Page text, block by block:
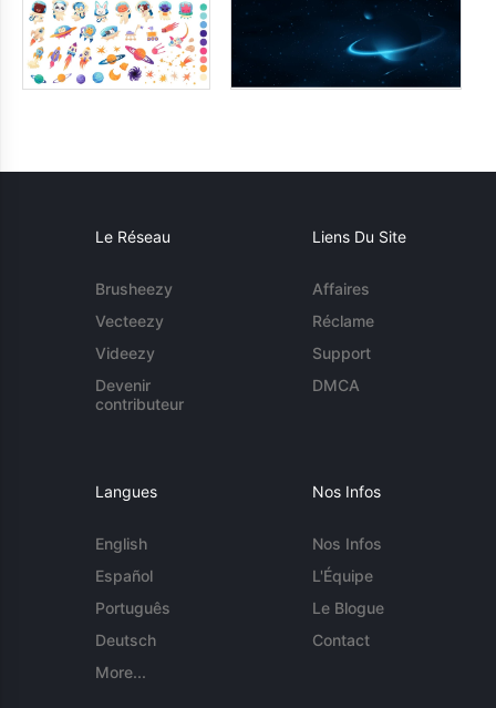
Le Réseau
Brusheezy
Vecteezy
Videezy
Devenir
contributeur
Liens Du Site
Affaires
Réclame
Support
DMCA
Langues
English
Español
Português
Deutsch
More...
Nos Infos
Nos Infos
L'Équipe
Le Blogue
Contact